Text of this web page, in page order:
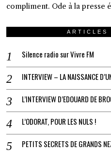
compliment. Ode à la presse
ARTICLES
Silence radio sur Vivre FM
INTERVIEW – LA NAISSANCE
L’INTERVIEW D’EDOUARD DE
L’ODORAT, POUR LES NULS !
PETITS SECRETS DE GRANDS